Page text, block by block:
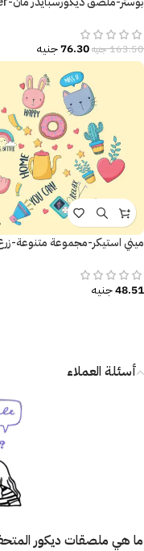
163.50جنيه76.30جنيه
ميني استيكر-مجموعة متنوعة-
48.51جنيه
أسئلة العملاء
ما هي ملصقات ديكور